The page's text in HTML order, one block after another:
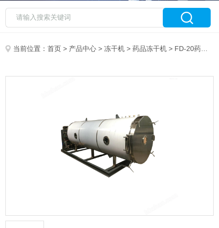
当前位置：首页 > 产品中心 >冻干机 >药品冻干机 > FD-20药品冻干机